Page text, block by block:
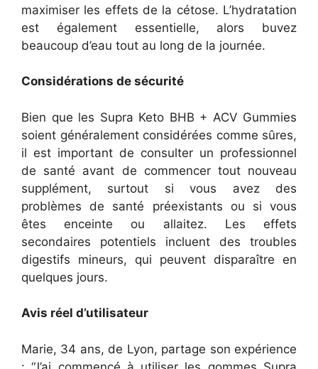
maximiser les effets de la cétose. L’hydratation
est également essentielle, alors buvez
beaucoup d’eau tout au long de la journée.
Considérations de sécurité
Bien que les Supra Keto BHB + ACV Gummies
soient généralement considérées comme sûres,
il est important de consulter un professionnel
de santé avant de commencer tout nouveau
supplément, surtout si vous avez des
problèmes de santé préexistants ou si vous
êtes enceinte ou allaitez. Les effets
secondaires potentiels incluent des troubles
digestifs mineurs, qui peuvent disparaître en
quelques jours.
Avis réel d’utilisateur
Marie, 34 ans, de Lyon, partage son expérience